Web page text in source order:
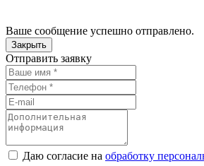
Ваше сообщение успешно отправлено.
Закрыть
Отправить заявку
Даю согласие на обработку